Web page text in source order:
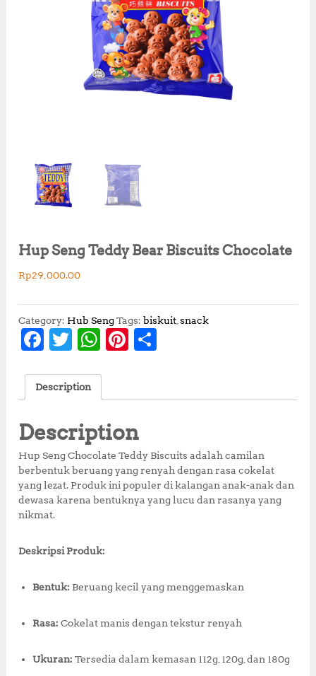
Hup Seng Teddy Bear Biscuits Chocolate
Rp29,000.00
Category: Hub SengTags:biskuit,snack
F
c
b
o
o
k
T
it
r
W
at
s
A
p
p
Pi
r
e
st
r
Description
Description
Hup Seng Chocolate Teddy Biscuits adalah camilan
berbentuk beruang yang renyah dengan rasa cokelat
yang lezat. Produk ini populer di kalangan anak-anak dan
dewasa karena bentuknya yang lucu dan rasanya yang
nikmat.
Deskripsi Produk:
Bentuk: Beruang kecil yang menggemaskan
Rasa: Cokelat manis dengan tekstur renyah
Ukuran: Tersedia dalam kemasan 112g, 120g, dan 180g